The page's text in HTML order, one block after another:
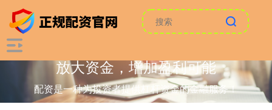
放大资金，增加盈利可能
配资是一种为投资者提供杠杆资金的金融服务！